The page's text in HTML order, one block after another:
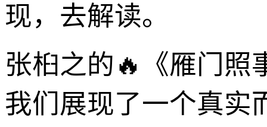
现，去解读。
张桕之的🔥《雁门照
我们展现了一个真实